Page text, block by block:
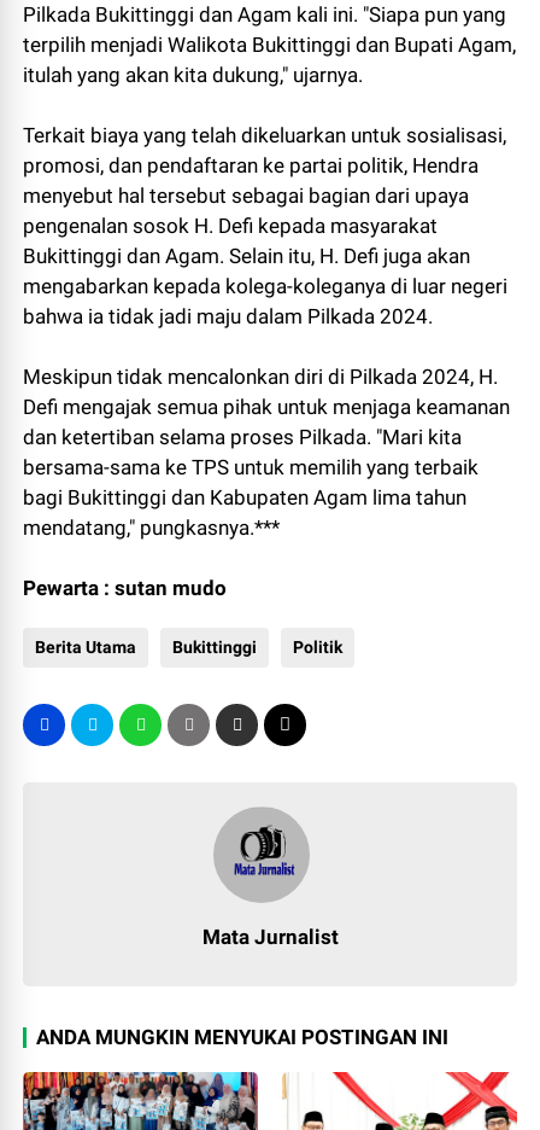
Pilkada Bukittinggi dan Agam kali ini. "Siapa pun yang
terpilih menjadi Walikota Bukittinggi dan Bupati Agam,
itulah yang akan kita dukung," ujarnya.
Terkait biaya yang telah dikeluarkan untuk sosialisasi,
promosi, dan pendaftaran ke partai politik, Hendra
menyebut hal tersebut sebagai bagian dari upaya
pengenalan sosok H. Defi kepada masyarakat
Bukittinggi dan Agam. Selain itu, H. Defi juga akan
mengabarkan kepada kolega-koleganya di luar negeri
bahwa ia tidak jadi maju dalam Pilkada 2024.
Meskipun tidak mencalonkan diri di Pilkada 2024, H.
Defi mengajak semua pihak untuk menjaga keamanan
dan ketertiban selama proses Pilkada. "Mari kita
bersama-sama ke TPS untuk memilih yang terbaik
bagi Bukittinggi dan Kabupaten Agam lima tahun
mendatang," pungkasnya.***
Pewarta : sutan mudo
Berita Utama Bukittinggi Politik
Mata Jurnalist
ANDA MUNGKIN MENYUKAI POSTINGAN INI